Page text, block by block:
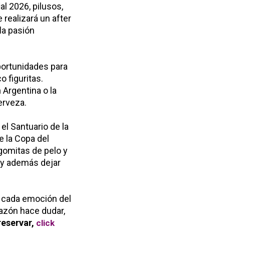
2026, pilusos,
realizará un after
pasión
para
figuritas.
o la
Santuario de la
la Copa del
de pelo y
además dejar
emoción del
hace dudar,
click